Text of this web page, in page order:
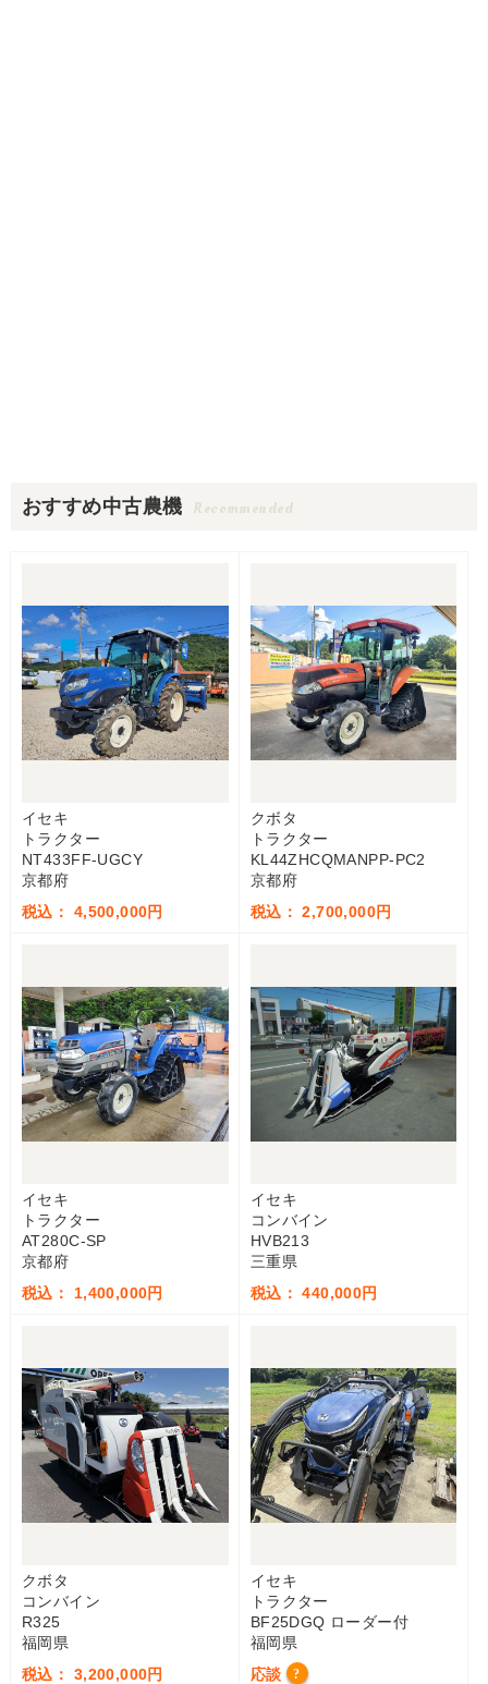
おすすめ中古農機 Recommended
イセキ
トラクター
NT433FF-UGCY
京都府
税込： 4,500,000円
クボタ
トラクター
KL44ZHCQMANPP-PC2
京都府
税込： 2,700,000円
イセキ
トラクター
AT280C-SP
京都府
税込： 1,400,000円
イセキ
コンバイン
HVB213
三重県
税込： 440,000円
クボタ
コンバイン
R325
福岡県
税込： 3,200,000円
イセキ
トラクター
BF25DGQ ローダー付
福岡県
応談
?